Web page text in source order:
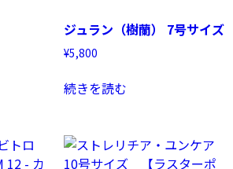
ジュラン（樹蘭） 7号サイズ
¥5,800
続きを読む